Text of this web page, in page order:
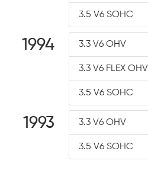
3.5 V6 SOHC
1994 3.3 V6 OHV
3.3 V6 FLEX OHV
3.5 V6 SOHC
1993 3.3 V6 OHV
3.5 V6 SOHC